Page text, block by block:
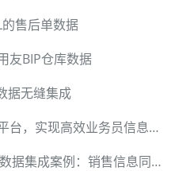
售后单数据
友BIP仓库数据
据无缝集成
快速集成金蝶云星空至轻易云平台，实现高效业务员信息查询
MySQL到广东省特殊食品平台数据集成案例：销售信息同步